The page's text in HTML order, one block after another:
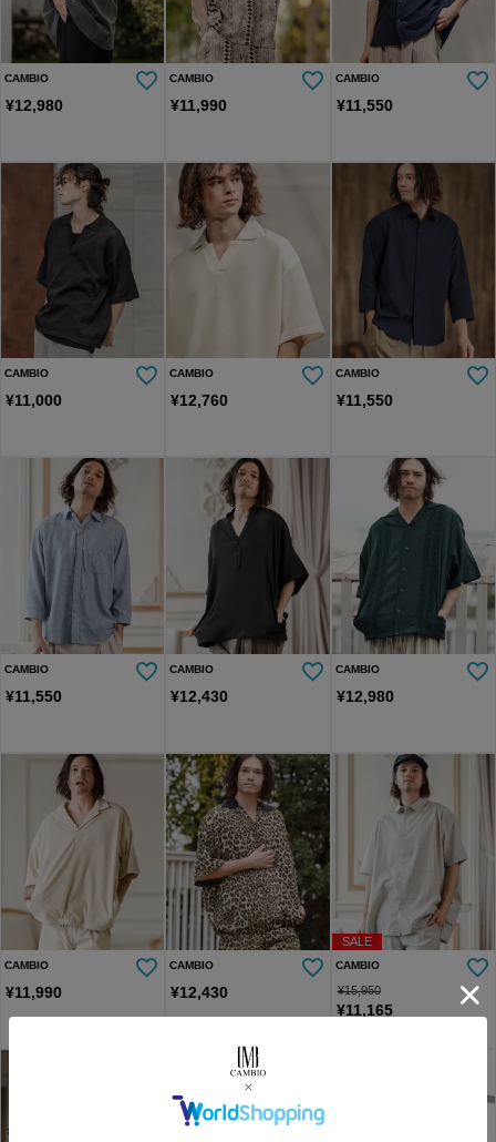
CAMBIO
¥12,980
CAMBIO
¥11,990
CAMBIO
¥11,550
CAMBIO
¥11,000
CAMBIO
¥12,760
CAMBIO
¥11,550
CAMBIO
¥11,550
CAMBIO
¥12,430
CAMBIO
¥12,980
CAMBIO
¥11,990
CAMBIO
¥12,430
SALE
CAMBIO
¥15,950
¥11,165